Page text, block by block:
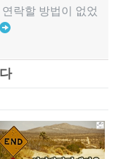
락할 방법이 없었